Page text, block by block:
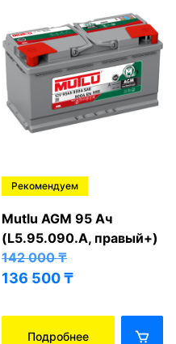
Рекомендуем
Mutlu AGM 95 Ач
(L5.95.090.A, правый+)
142 000₸
136 500₸
Подробнее